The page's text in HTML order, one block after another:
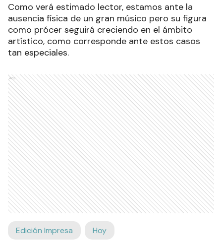
Como verá estimado lector, estamos ante la
ausencia física de un gran músico pero su figura
como prócer seguirá creciendo en el ámbito
artístico, como corresponde ante estos casos
tan especiales.
Ads
Edición Impresa Hoy